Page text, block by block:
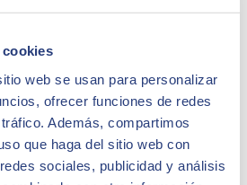
cookies
web se usan para personalizar
ofrecer funciones de redes
Además, compartimos
que haga del sitio web con
sociales, publicidad y análisis
Proyectos